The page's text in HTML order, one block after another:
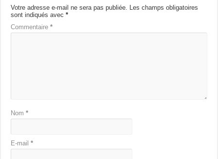
Votre adresse e-mail ne sera pas publiée. Les champs obligatoires
sont indiqués avec*
Commentaire*
Nom*
E-mail*